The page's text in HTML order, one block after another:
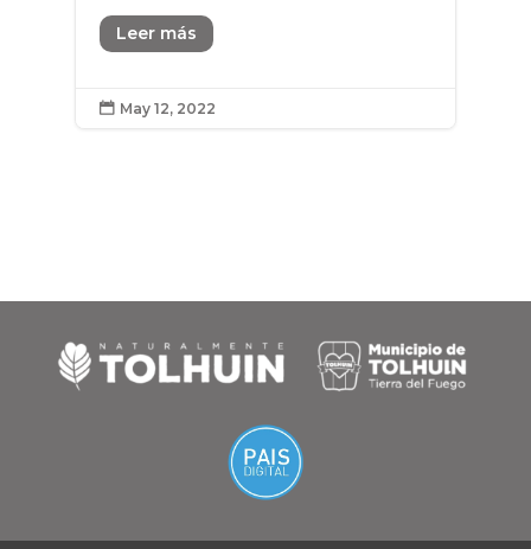
Leer más
 May 12, 2022